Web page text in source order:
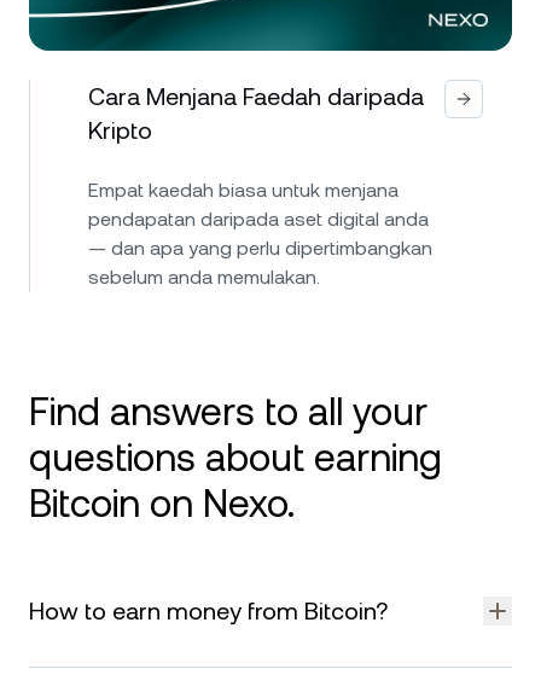
Cara Menjana Faedah daripada
Kripto
Empat kaedah biasa untuk menjana
pendapatan daripada aset digital anda
— dan apa yang perlu dipertimbangkan
sebelum anda memulakan.
Find answers to all your
questions about earning
Bitcoin on Nexo.
How to earn money from Bitcoin?
Earning money from Bitcoin typically involves holding BTC